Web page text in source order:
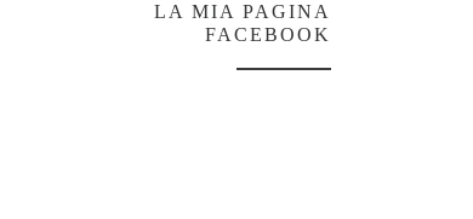
LA MIA PAGINA
FACEBOOK